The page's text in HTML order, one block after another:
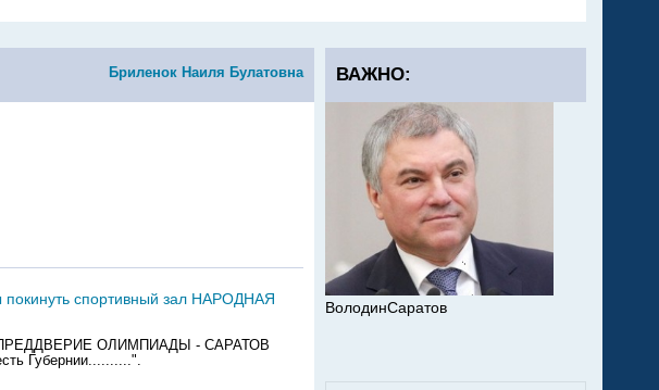
Бриленок Наиля Булатовна
спортивный зал НАРОДНАЯ
"в ПРЕДДВЕРИЕ ОЛИМПИАДЫ - САРАТОВ
Губернии..........".
ВАЖНО:
ВолодинСаратов